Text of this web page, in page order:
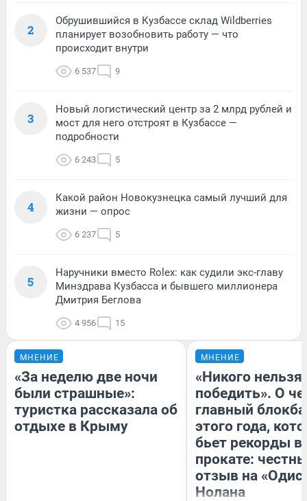
2
Обрушившийся в Кузбассе склад Wildberries
планирует возобновить работу — что
происходит внутри
6 537 9
3
Новый логистический центр за 2 млрд рублей и
мост для него отстроят в Кузбассе —
подробности
6 243 5
4
Какой район Новокузнецка самый лучший для
жизни — опрос
6 237 5
5
Наручники вместо Rolex: как судили экс-главу
Минздрава Кузбасса и бывшего миллионера
Дмитрия Беглова
4 956 15
МНЕНИЕ
«За неделю две ночи
были страшные»:
туристка рассказала об
отдыхе в Крыму
МНЕНИЕ
«Никого нельзя
победить». О
главный
этого года,
бьет рекорды в
прокате:
отзыв на
Нолана